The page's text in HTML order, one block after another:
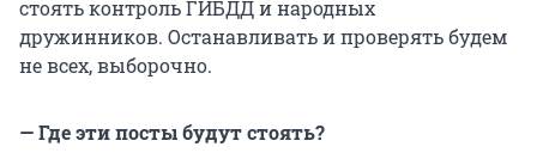
стоять контроль ГИБДД и народных
дружинников. Останавливать и проверять будем
не всех, выборочно.
— Где эти посты будут стоять?